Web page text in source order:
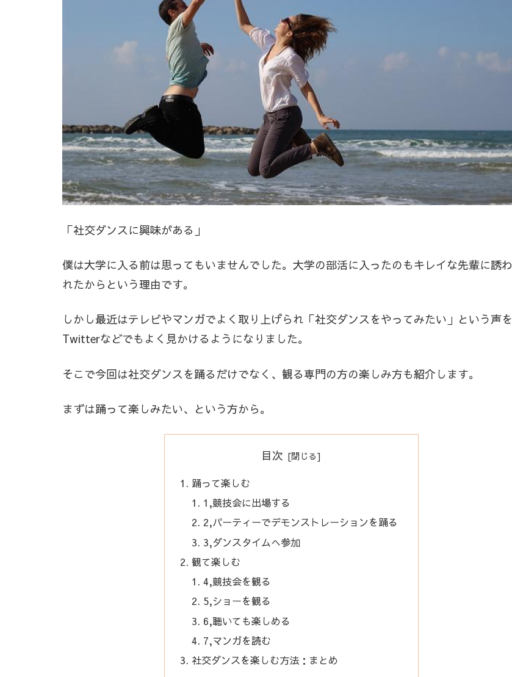
「社交ダンスに興味がある」
僕は大学に入る前は思ってもいませんでした。大学の部活に入ったのもキレイな先輩に誘わ
れたからという理由です。
しかし最近はテレビやマンガでよく取り上げられ「社交ダンスをやってみたい」という声を
Twitterなどでもよく見かけるようになりました。
そこで今回は社交ダンスを踊るだけでなく、観る専門の方の楽しみ方も紹介します。
まずは踊って楽しみたい、という方から。
目次
踊って楽しむ
1,競技会に出場する
2,パーティーでデモンストレーションを踊る
3,ダンスタイムへ参加
観て楽しむ
4,競技会を観る
5,ショーを観る
6,聴いても楽しめる
7,マンガを読む
社交ダンスを楽しむ方法：まとめ